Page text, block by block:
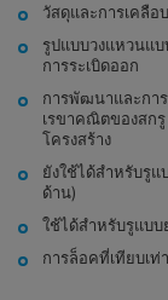
วัสดุและการเคลื
รูปแบบวงแหวนแ
การระเบิดออก
การพัฒนาและกา
เรขาคณิตของสก
โครงสร้าง
ยังใช้ได้สำหรับรูแ
ด้าน)
ใช้ได้สำหรับรูแบบ
การล็อคที่เทียบเ